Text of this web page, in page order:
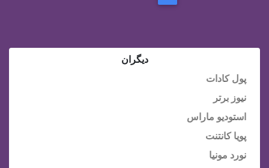
دیگران
پول کادات
نیوز برتر
استودیو ماراس
پویا کانتنت
نورد مونیا